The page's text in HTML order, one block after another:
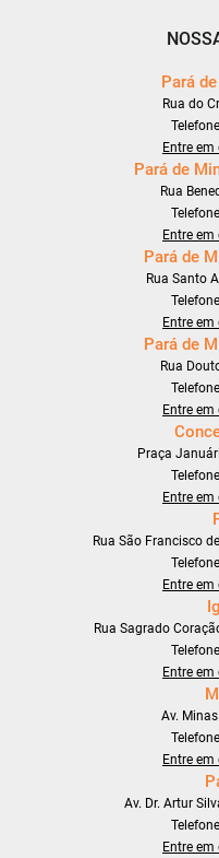
Pará
Rua do
Entre
Pará de
Rua
Entre
Pará de
Rua Santo
Entre
Pará de
Rua
Entre
Praça
Entre
Rua São Francisco
Entre
Rua Sagrado
Entre
Av.
Entre
Av. Dr. Artur
Entre